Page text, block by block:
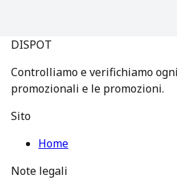
DISPOT
Controlliamo e verifichiamo
promozionali e le promozioni.
Sito
Home
Note legali